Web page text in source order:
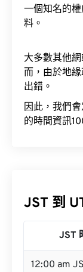
一個知名的
料。
大多數其他
而，由於地
出錯。
因此，我們
的時間資訊
JST 到
JST
12:00 am